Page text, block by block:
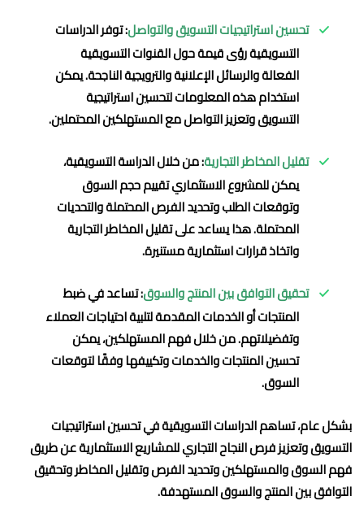
تحسين استراتيجيات التسويق والتواصل: توفر الدراسات
التسويقية رؤى قيمة حول القنوات التسويقية
الفعالة والرسائل الإعلانية والترويجية الناجحة. يمكن
استخدام هذه المعلومات لتحسين استراتيجية
التسويق وتعزيز التواصل مع المستهلكين المحتملين.
تقليل المخاطر التجارية: من خلال الدراسة التسويقية،
يمكن للمشروع الاستثماري تقييم حجم السوق
وتوقعات الطلب وتحديد الفرص المحتملة والتحديات
المحتملة. هذا يساعد على تقليل المخاطر التجارية
واتخاذ قرارات استثمارية مستنيرة.
تحقيق التوافق بين المنتج والسوق: تساعد في ضبط
المنتجات أو الخدمات المقدمة لتلبية احتياجات العملاء
وتفضيلاتهم. من خلال فهم المستهلكين، يمكن
تحسين المنتجات والخدمات وتكييفها وفقًا لتوقعات
السوق.
بشكل عام، تساهم الدراسات التسويقية في تحسين استراتيجيات
التسويق وتعزيز فرص النجاح التجاري للمشاريع الاستثمارية عن طريق
فهم السوق والمستهلكين وتحديد الفرص وتقليل المخاطر وتحقيق
التوافق بين المنتج والسوق المستهدفة.